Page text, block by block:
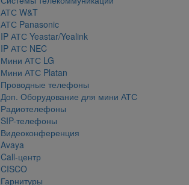
АТС W&T
АТС Panasonic
IP АТС Yeastar/Yealink
IP АТС NEC
Мини АТС LG
Мини АТС Platan
Проводные телефоны
Доп. Оборудование для мини АТС
Радиотелефоны
SIP-телефоны
Видеоконференция
Avaya
Call-центр
CISCO
Гарнитуры